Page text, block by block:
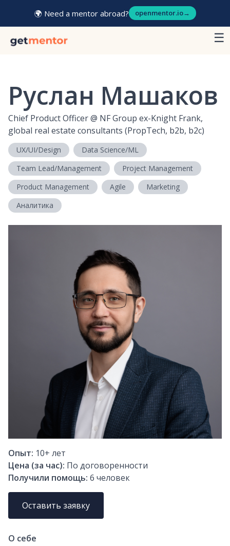
🌍 Need a mentor abroad? openmentor.io→
☰
Руслан Машаков
Chief Product Officer@ NF Group ex-Knight Frank,
global real estate сonsultants (PropTech, b2b, b2c)
UX/UI/Design
Data Science/ML
Team Lead/Management
Project Management
Product Management
Agile
Marketing
Аналитика
Опыт: 10+ лет
Цена (за час): По договоренности
Получили помощь: 6 человек
Оставить заявку
О себе